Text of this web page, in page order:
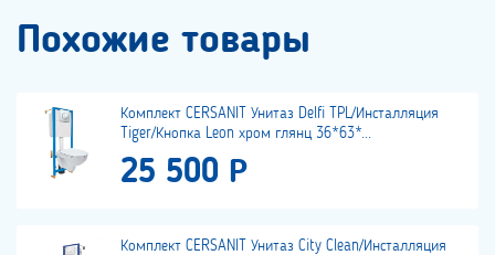
Похожие товары
Комплект CERSANIT Унитаз Delfi TPL/Инсталляция
Tiger/Кнопка Leon хром глянц 36*63*...
25 500 Р
Комплект CERSANIT Унитаз City Clean/Инсталляция